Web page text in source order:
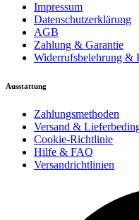
Impressum
Datenschutzerklärung
AGB
Zahlung & Garantie
Widerrufsbelehrung &
Ausstattung
Zahlungsmethoden
Versand &
Cookie-Richtlinie
Hilfe & FAQ
Versandrichtlinien